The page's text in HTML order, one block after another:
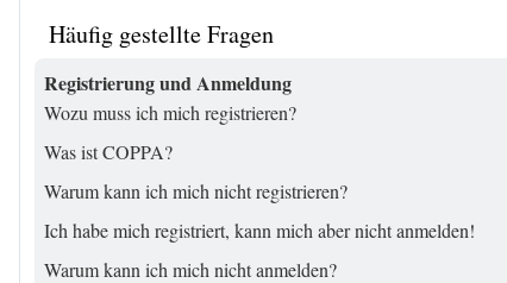
Häufig gestellte Fragen
Registrierung und Anmeldung
Wozu muss ich mich registrieren?
Was ist COPPA?
Warum kann ich mich nicht registrieren?
Ich habe mich registriert, kann mich aber nicht anmelden!
Warum kann ich mich nicht anmelden?